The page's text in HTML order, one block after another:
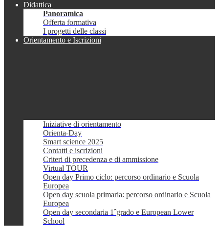
Didattica
Panoramica
Offerta formativa
I progetti delle classi
Orientamento e Iscrizioni
Iniziative di orientamento
Orienta-Day
Smart science 2025
Contatti e iscrizioni
Criteri di precedenza e di ammissione
Virtual TOUR
Open day Primo ciclo: percorso ordinario e Scuola
Europea
Open day scuola primaria: percorso ordinario e Scuola
Europea
Open day secondaria 1ˆgrado e European Lower
School